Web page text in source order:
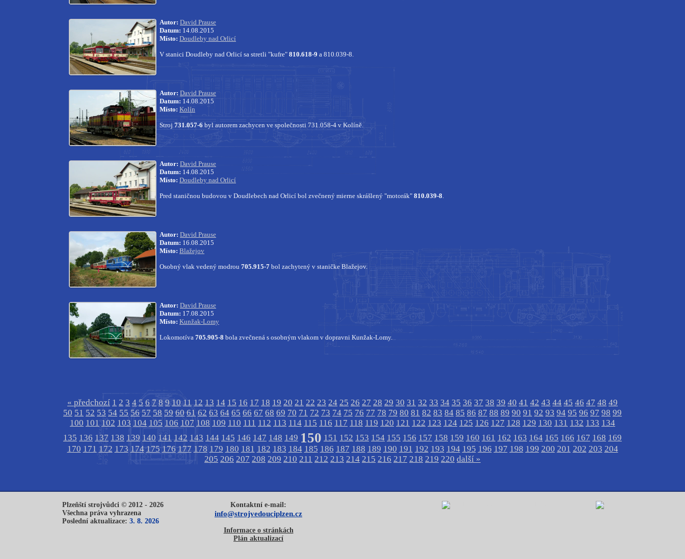
Autor: David Prause
Datum: 14.08.2015
Místo: Doudleby nad Orlicí
V stanici Doudleby nad Orlicí sa stretli "kufre" 810.618-9 a 810.039-8.
Autor: David Prause
Datum: 14.08.2015
Místo: Kolín
Stroj 731.057-6 byl autorem zachycen ve společnosti 731.058-4 v Kolíně.
Autor: David Prause
Datum: 14.08.2015
Místo: Doudleby nad Orlicí
Pred staničnou budovou v Doudlebech nad Orlicí bol zvečnený mierne skrášlený "motorák" 810.039-8.
Autor: David Prause
Datum: 16.08.2015
Místo: Blažejov
Osobný vlak vedený modrou 705.915-7 bol zachytený v staničke Blažejov.
Autor: David Prause
Datum: 17.08.2015
Místo: Kunžak-Lomy
Lokomotíva 705.905-8 bola zvečnená s osobným vlakom v dopravni Kunžak-Lomy.
« předchozí 1 2 3 4 5 6 7 8 9 10 11 12 13 14 15 16 17 18 19 20 21 22 23 24 25 26 27 28 29 30 31 32 33 34 35 36 37 38 39 40 41 42 43 44 45 46 47 48 49
50 51 52 53 54 55 56 57 58 59 60 61 62 63 64 65 66 67 68 69 70 71 72 73 74 75 76 77 78 79 80 81 82 83 84 85 86 87 88 89 90 91 92 93 94 95 96 97 98 99
100 101 102 103 104 105 106 107 108 109 110 111 112 113 114 115 116 117 118 119 120 121 122 123 124 125 126 127 128 129 130 131 132 133 134
135 136 137 138 139 140 141 142 143 144 145 146 147 148 149 150 151 152 153 154 155 156 157 158 159 160 161 162 163 164 165 166 167 168 169
170 171 172 173 174 175 176 177 178 179 180 181 182 183 184 185 186 187 188 189 190 191 192 193 194 195 196 197 198 199 200 201 202 203 204
205 206 207 208 209 210 211 212 213 214 215 216 217 218 219 220 další »
Plzeňští strojvůdci © 2012 - 2026
Všechna práva vyhrazena
Poslední aktualizace: 3. 8. 2026
Kontaktní e-mail:
info@strojvedouciplzen.cz
Informace o stránkách
Plán aktualizací